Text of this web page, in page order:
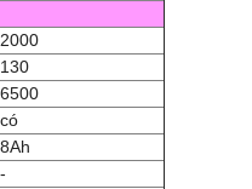
2000
130
6500
có
8Ah
-